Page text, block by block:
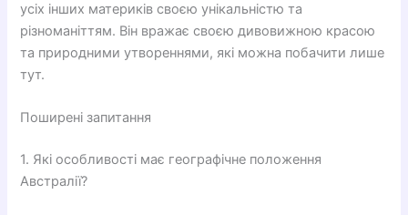
усіх інших материків своєю унікальністю та
різноманіттям. Він вражає своєю дивовижною красою
та природними утвореннями, які можна побачити лише
тут.
Поширені запитання
1. Які особливості має географічне положення
Австралії?